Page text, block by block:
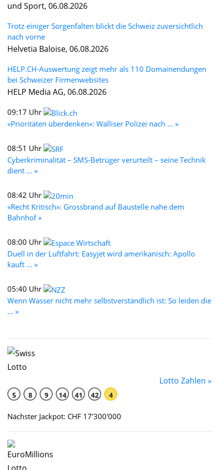
und Sport, 06.08.2026
Trotz einiger Sorgenfalten blickt die Schweiz zuversichtlich
nach vorne
Helvetia Baloise, 06.08.2026
HELP.CH-Auswertung zeigt mehr als 110 Domainendungen
bei Schweizer Firmenwebsites
HELP Media AG, 06.08.2026
09:17 Uhr
«Prioritäten überdenken»: Walliser Polizei nach ... »
08:51 Uhr
Cyberkriminalität – SMS-Betrüger verurteilt – seine Technik
dient ... »
08:42 Uhr
«Recht Kritisch»: Grossbrand auf Baustelle nahe dem
Bahnhof »
08:00 Uhr
Duell in der Luftfahrt: Easyjet wird amerikanisch: Apollo
kauft ... »
05:40 Uhr
Wenn Wasser nicht mehr selbstverständlich ist: So leiden die
... »
Lotto Zahlen »
5 8 9 14 41 42 4
Nächster Jackpot: CHF 17'300'000